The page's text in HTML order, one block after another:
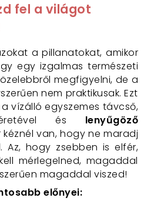
fel a világot
a pillanatokat, amikor
egy izgalmas természeti
megfigyelni, de a
nem praktikusak. Ezt
vízálló egyszemes távcső,
és lenyűgöző
kéznél van, hogy ne maradj
Az, hogy zsebben is elfér,
mérlegelned, magaddal
magaddal viszed!
előnyei: